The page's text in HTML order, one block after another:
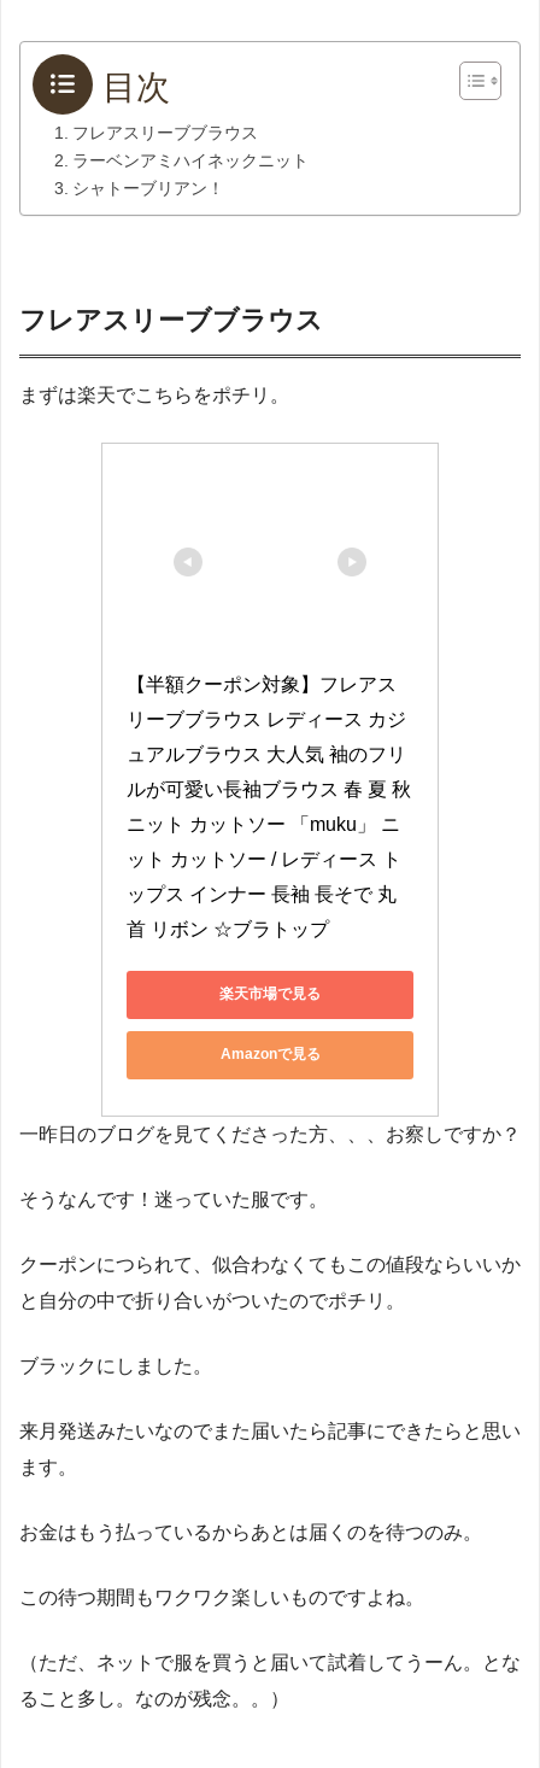
目次
フレアスリーブブラウス
ラーベンアミハイネックニット
シャトーブリアン！
フレアスリーブブラウス
まずは楽天でこちらをポチリ。
【半額クーポン対象】フレアス
リーブブラウス レディース カジ
ュアルブラウス 大人気 袖のフリ
ルが可愛い長袖ブラウス 春 夏 秋
ニット カットソー 「muku」 ニ
ット カットソー / レディース ト
ップス インナー 長袖 長そで 丸
首 リボン ☆ブラトップ
楽天市場で見る
Amazonで見る
一昨日のブログを見てくださった方、、、お察しですか？
そうなんです！迷っていた服です。
クーポンにつられて、似合わなくてもこの値段ならいいか
と自分の中で折り合いがついたのでポチリ。
ブラックにしました。
来月発送みたいなのでまた届いたら記事にできたらと思い
ます。
お金はもう払っているからあとは届くのを待つのみ。
この待つ期間もワクワク楽しいものですよね。
（ただ、ネットで服を買うと届いて試着してうーん。とな
ること多し。なのが残念。。）